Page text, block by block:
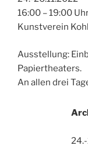
16:00 – 19:00
Kunstverein
Ausstellung:
Papiertheaters.
An allen drei